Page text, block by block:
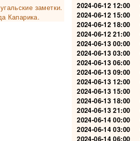
заметки.
Капарика.
2024-06-12 12:00
2024-06-12 15:00
2024-06-12 18:00
2024-06-12 21:00
2024-06-13 00:00
2024-06-13 03:00
2024-06-13 06:00
2024-06-13 09:00
2024-06-13 12:00
2024-06-13 15:00
2024-06-13 18:00
2024-06-13 21:00
2024-06-14 00:00
2024-06-14 03:00
2024-06-14 06:00